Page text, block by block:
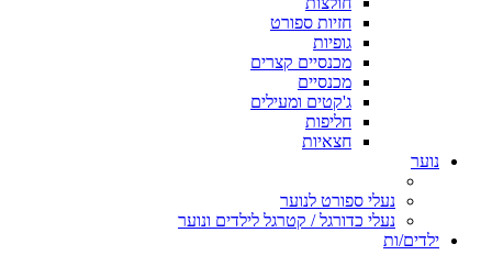
חזיות ספורט
גופיות
מכנסיים קצרים
מכנסיים
ג'קטים ומעילים
חליפות
חצאיות
נוער
נעלי ספורט לנוער
נעלי כדורגל / קטרגל לילדים ונוער
ילדים/ות